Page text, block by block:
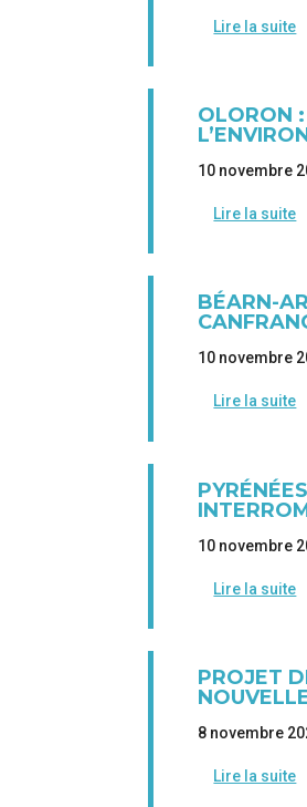
Lire la suite
OLORON
10 novembre
Lire la suite
BÉARN-
10 novembre
Lire la suite
10 novembre
Lire la suite
PROJET
8 novembre
Lire la suite